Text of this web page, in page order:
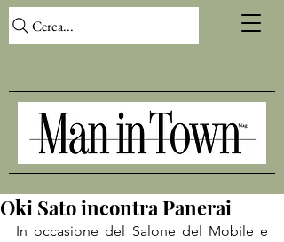
Cerca...
Oki Sato incontra Panerai
In occasione del Salone del Mobile e